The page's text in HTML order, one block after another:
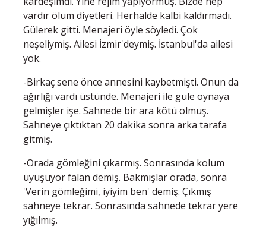
vardır ölüm diyetleri. Herhalde kalbi kaldırmadı.
Gülerek gitti. Menajeri öyle söyledi. Çok
neşeliymiş. Ailesi İzmir'deymiş. İstanbul'da ailesi
yok.
-Birkaç sene önce annesini kaybetmişti. Onun da
ağırlığı vardı üstünde. Menajeri ile güle oynaya
gelmişler işe. Sahnede bir ara kötü olmuş.
Sahneye çıktıktan 20 dakika sonra arka tarafa
gitmiş.
-Orada gömleğini çıkarmış. Sonrasında kolum
uyuşuyor falan demiş. Bakmışlar orada, sonra
'Verin gömleğimi, iyiyim ben' demiş. Çıkmış
sahneye tekrar. Sonrasında sahnede tekrar yere
yığılmış.